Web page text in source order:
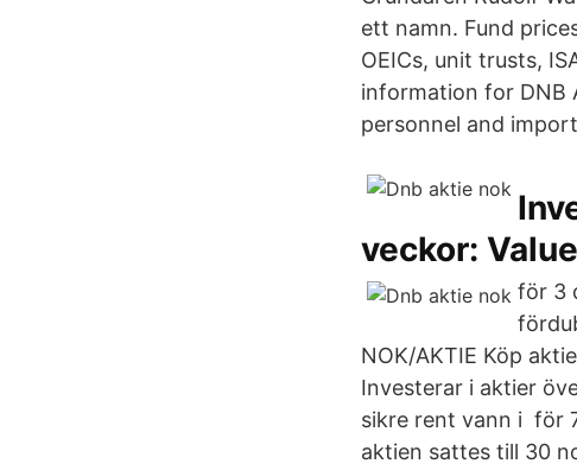
ett namn. Fund
OEICs, unit trusts,
information for DNB
personnel and
veckor:
för 3
NOK/AKTIE Köp
Investerar i aktier
sikre rent vann i för
aktien sattes till 30